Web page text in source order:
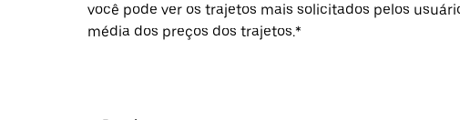
você pode ver os trajetos mais solicitados pelos
média dos preços dos trajetos.*